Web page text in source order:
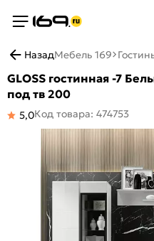
НазадМебель 169
GLOSS гостинная -7
под тв 200
5,0Код товара: 474753